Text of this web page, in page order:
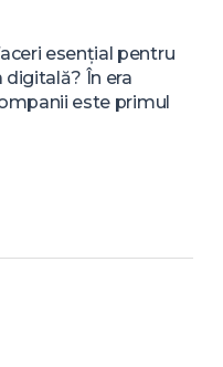
esențial pentru
digitală? În era
este primul